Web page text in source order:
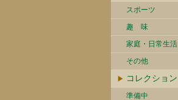
スポーツ
趣 味
家庭・日常生活
その他
コレクション
準備中